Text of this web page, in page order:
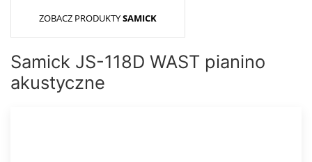
ZOBACZ PRODUKTYSAMICK
Samick JS-118D WAST pianino
akustyczne